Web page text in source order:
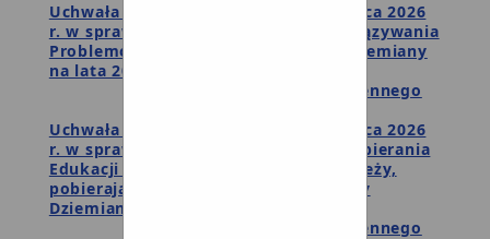
Uchwała Nr XXV/147/26 z dnia 25 marca 2026
r. w sprawie przyjęcia Strategii Rozwiązywania
Problemów Społecznych w Gminie Dziemiany
na lata 2026-2030
Wyniki głosowania imiennego
Uchwała Nr XXV/148/26 z dnia 25 marca 2026
r. w sprawie Lokalnego Programu Wspierania
Edukacji Uzdolnionych Dzieci i Młodzieży,
pobierających naukę na terenie gminy
Dziemiany
Wyniki głosowania imiennego